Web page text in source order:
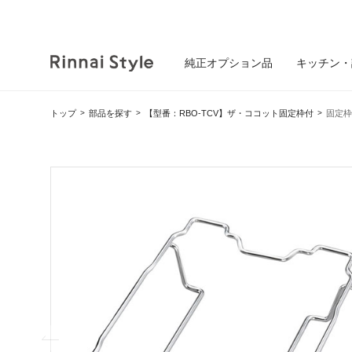
純正オプション品 キッチン
トップ 部品を探す 【型番：RBO-TCV】ザ・ココット固定枠付 固定